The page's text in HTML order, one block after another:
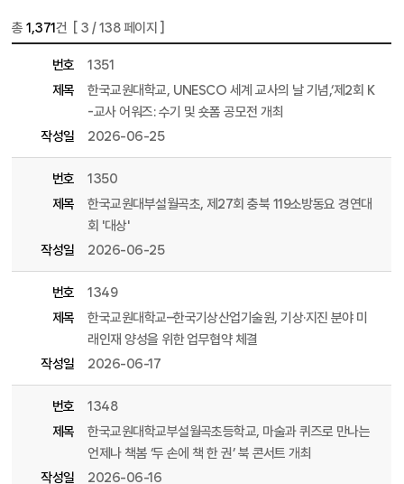
총1,371건 [ 3 / 138 페이지 ]
번호
1351
제목
한국교원대학교, UNESCO 세계 교사의 날 기념,‘제2회 K
-교사 어워즈: 수기 및 숏폼 공모전 개최
작성일
2026-06-25
번호
1350
제목
한국교원대부설월곡초, 제27회 충북 119소방동요 경연대
회 '대상'
작성일
2026-06-25
번호
1349
제목
한국교원대학교–한국기상산업기술원, 기상·지진 분야 미
래인재 양성을 위한 업무협약 체결
작성일
2026-06-17
번호
1348
제목
한국교원대학교부설월곡초등학교, 마술과 퀴즈로 만나는
언제나 책봄 ‘두 손에 책 한 권’ 북 콘서트 개최
작성일
2026-06-16